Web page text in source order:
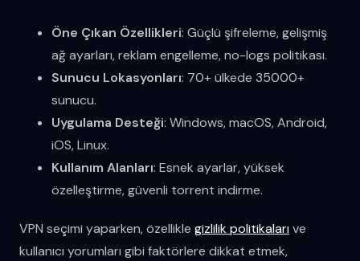
Öne Çıkan Özellikleri: Güçlü şifreleme, gelişmiş
ağ ayarları, reklam engelleme, no-logs politikası.
Sunucu Lokasyonları: 70+ ülkede 35000+
sunucu.
Uygulama Desteği: Windows, macOS, Android,
iOS, Linux.
Kullanım Alanları: Esnek ayarlar, yüksek
özelleştirme, güvenli torrent indirme.
VPN seçimi yaparken, özellikle gizlilik politikaları ve
kullanıcı yorumları gibi faktörlere dikkat etmek,